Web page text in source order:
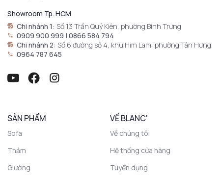
Showroom Tp. HCM
Chi nhánh 1: Số 13 Trần Quý Kiên, phường Bình Trưng
0909 900 999 | 0866 584 794
Chi nhánh 2: Số 6 đường số 4, khu Him Lam, phường Tân Hưng
0964 787 645
SẢN PHẨM
Sofa
Thảm
Giường
VỀ BLANC'
Về chúng tôi
Hệ thống cửa hàng
Tuyển dụng